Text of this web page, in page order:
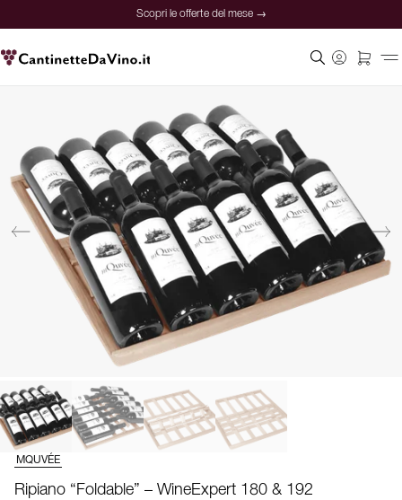
Scopri le offerte del mese →
MQUVÉE
Ripiano “Foldable” – WineExpert 180 & 192